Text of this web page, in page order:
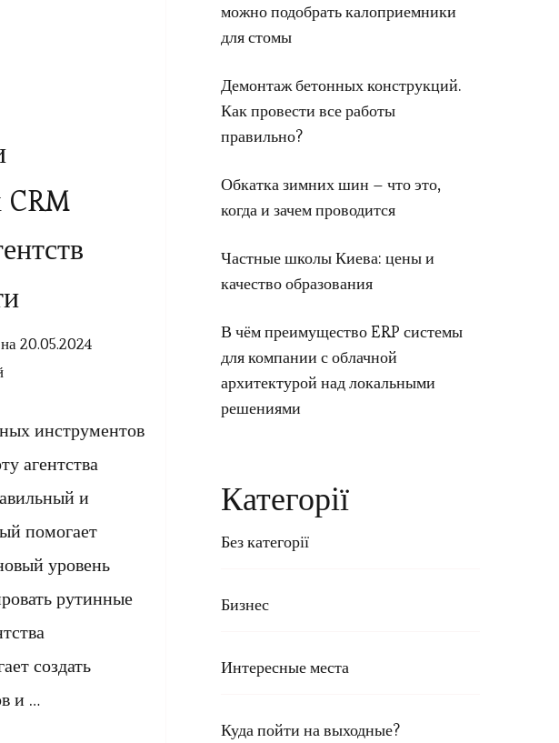
CRM
20.05.2024
к
Возможности
для
агентств
недвижимости
инструментов
агентства
и
помогает
уровень
рутинные
создать
и …
можно подобрать калоприемники
для стомы
Демонтаж бетонных конструкций.
Как провести все работы
правильно?
Обкатка зимних шин – что это,
когда и зачем проводится
Частные школы Киева: цены и
качество образования
В чём преимущество ERP системы
для компании с облачной
архитектурой над локальными
решениями
Категорії
Без категорії
Бизнес
Интересные места
Куда пойти на выходные?